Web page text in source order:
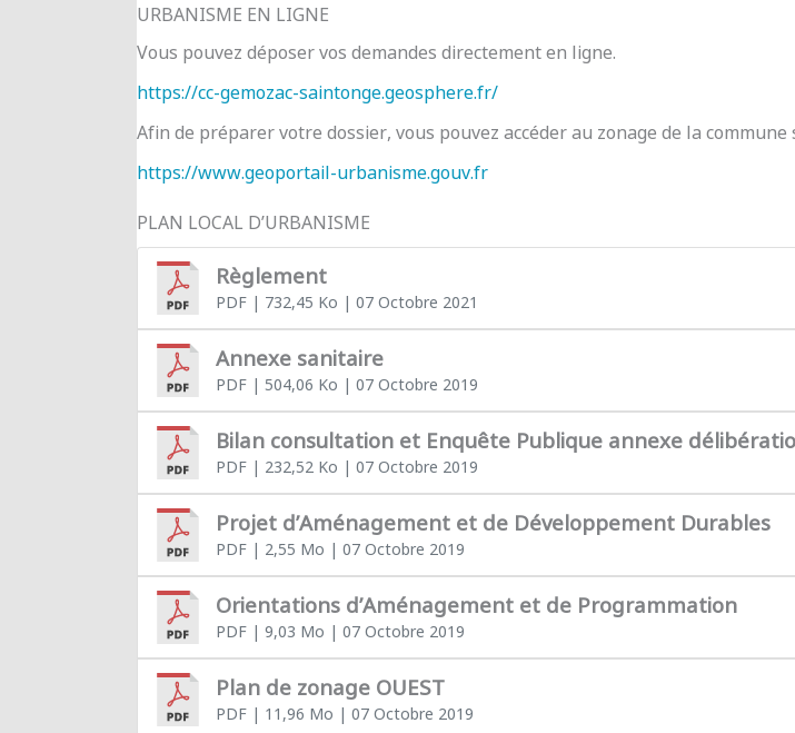
URBANISME EN LIGNE
Vous pouvez déposer vos demandes directement en ligne.
https://cc-gemozac-saintonge.geosphere.fr/
Afin de préparer votre dossier, vous pouvez accéder au zonage de la
https://www.geoportail-urbanisme.gouv.fr
PLAN LOCAL D’URBANISME
Règlement
PDF| 732,45 Ko | 07 Octobre 2021
Annexe sanitaire
PDF| 504,06 Ko | 07 Octobre 2019
Bilan consultation et Enquête Publique annexe
PDF| 232,52 Ko | 07 Octobre 2019
Projet d’Aménagement et de Développement Durables
PDF| 2,55 Mo | 07 Octobre 2019
Orientations d’Aménagement et de Programmation
PDF| 9,03 Mo | 07 Octobre 2019
Plan de zonage OUEST
PDF| 11,96 Mo | 07 Octobre 2019